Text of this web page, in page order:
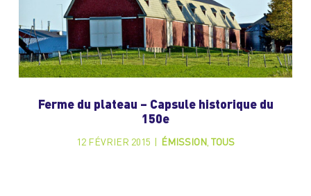
Ferme du plateau – Capsule historique du
150e
12 FÉVRIER 2015 ÉMISSION , TOUS